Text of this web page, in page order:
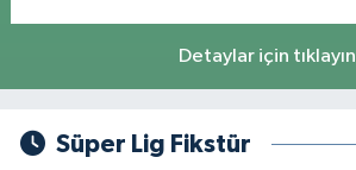
Detaylar için tıklayın
Süper Lig Fikstür